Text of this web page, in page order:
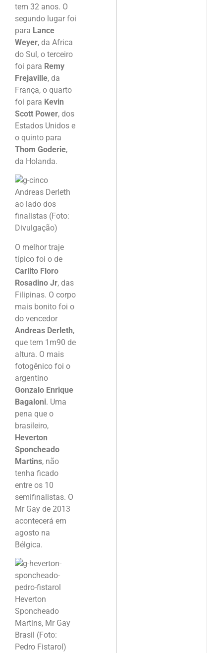
tem 32 anos. O
segundo lugar foi
para Lance
Weyer, da Africa
do Sul, o terceiro
foi para Remy
Frejaville, da
França, o quarto
foi para Kevin
Scott Power, dos
Estados Unidos e
o quinto para
Thom Goderie,
da Holanda.
Andreas Derleth
ao lado dos
finalistas (Foto:
Divulgação)
O melhor traje
típico foi o de
Carlito Floro
Rosadino Jr, das
Filipinas. O corpo
mais bonito foi o
do vencedor
Andreas Derleth,
que tem 1m90 de
altura. O mais
fotogênico foi o
argentino
Gonzalo Enrique
Bagaloni. Uma
pena que o
brasileiro,
Heverton
Sponcheado
Martins, não
tenha ficado
entre os 10
semifinalistas. O
Mr Gay de 2013
acontecerá em
agosto na
Bélgica.
Heverton
Sponcheado
Martins, Mr Gay
Brasil (Foto:
Pedro Fistarol)